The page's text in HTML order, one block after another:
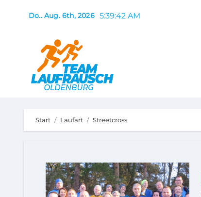
Do.. Aug. 6th, 2026 5:39:42 AM
Start Laufart Streetcross